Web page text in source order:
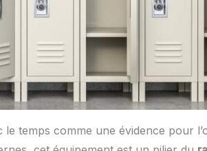
le temps comme une évidence pour